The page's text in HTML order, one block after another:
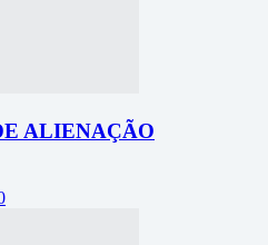
ALIENAÇÃO